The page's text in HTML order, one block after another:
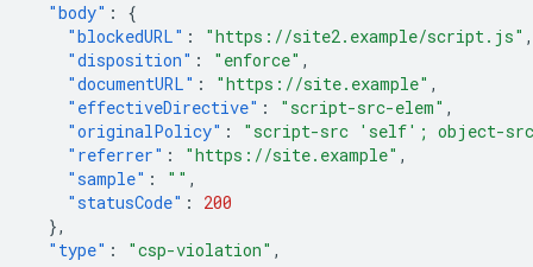
"body" :
{
"blockedURL" : "https://site2.example/script.js" ,
"disposition" : "enforce" ,
"documentURL" : "https://site.example" ,
"effectiveDirective" : "script-src-elem" ,
"originalPolicy" :
"script-src 'self'; object-src
"referrer" : "https://site.example" ,
"sample" : "" ,
"statusCode" :
200
},
"type" : "csp-violation" ,